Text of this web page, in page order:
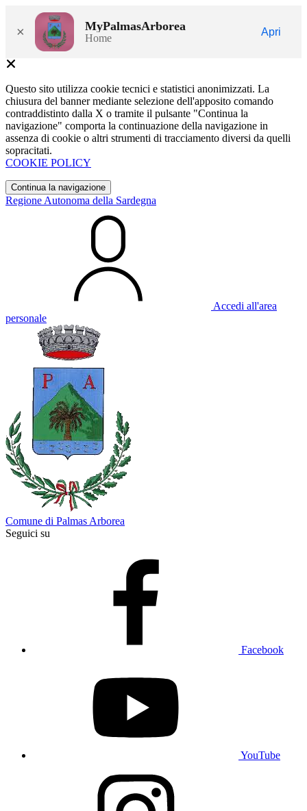
× MyPalmasArborea
Home
Apri
Questo sito utilizza cookie tecnici e statistici anonimizzati. La
chiusura del banner mediante selezione dell'apposito comando
contraddistinto dalla X o tramite il pulsante "Continua la
navigazione" comporta la continuazione della navigazione in
assenza di cookie o altri strumenti di tracciamento diversi da quelli
sopracitati.
COOKIE POLICY
Continua la navigazione
Regione Autonoma della Sardegna
Accedi all'area
personale
Comune di Palmas Arborea
Seguici su
Facebook
YouTube